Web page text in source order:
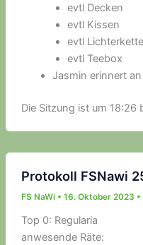
evtl Decken
evtl Kissen
evtl Lichterkette
evtl Teebox
Jasmin erinnert
Die Sitzung ist um 18:26
Protokoll FSNawi
FS NaWi • 16. Oktober 2023 •
Top 0: Regularia
anwesende Räte: